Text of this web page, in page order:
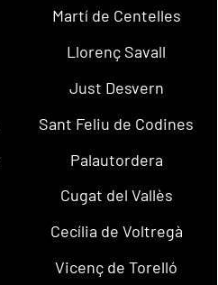
Martí de Centelles
Llorenç Savall
Just Desvern
Sant Feliu de Codines
Palautordera
Cugat del Vallès
Cecília de Voltregà
Vicenç de Torelló